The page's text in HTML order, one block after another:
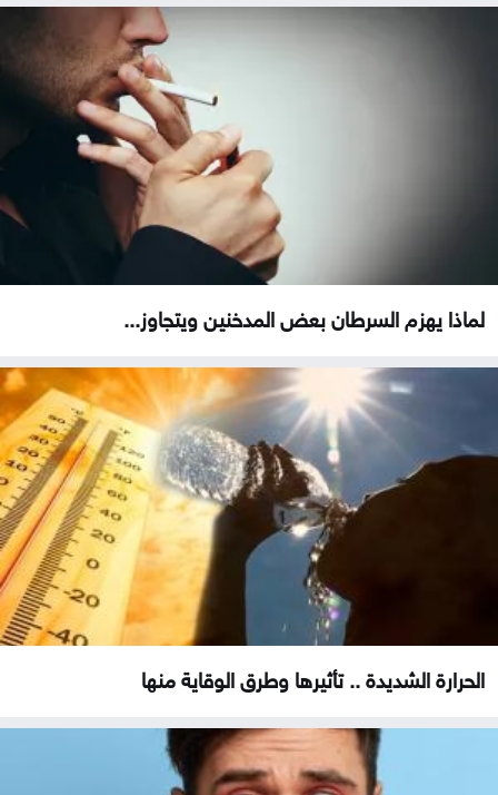
لماذا يهزم السرطان بعض المدخنين ويتجاوز...
الحرارة الشديدة .. تأثيرها وطرق الوقاية منها